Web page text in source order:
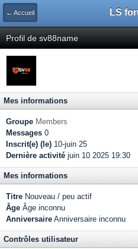
← Accueil LS
Profil de sv88name
Mes informations
Groupe Members
Messages 0
Inscrit(e) (le) 10-juin 25
Dernière activité juin 10 2025 19:30
Mes informations
Titre Nouveau / peu actif
Âge Âge inconnu
Anniversaire Anniversaire inconnu
Contrôles utilisateur